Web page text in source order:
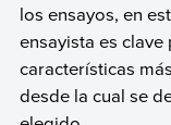
los ensayos, en
ensayista es
características
desde la cual se